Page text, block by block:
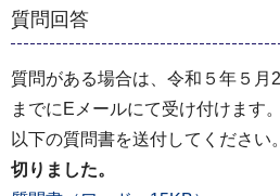
質問回答
質問がある場合は、令和５年５月
までにEメールにて受け付けます。
以下の質問書を送付してくださ
切りました。